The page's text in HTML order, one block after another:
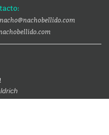
nacho@nachobellido.com